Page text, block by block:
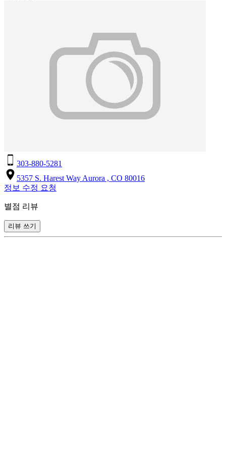
303-880-5281
5357 S. Harest Way Aurora , CO 80016
정보 수정 요청
별점 리뷰
리뷰 쓰기